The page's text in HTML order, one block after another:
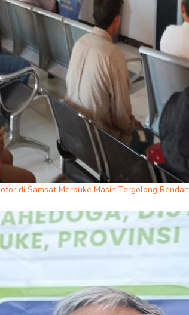
di Samsat Merauke Masih Tergolong Rendah